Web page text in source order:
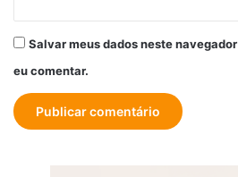
Salvar meus dados neste
eu comentar.